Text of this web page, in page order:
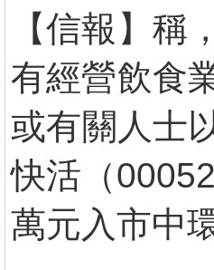
【信報】
有經營飲食
或有關人士
快活（
萬元入市中